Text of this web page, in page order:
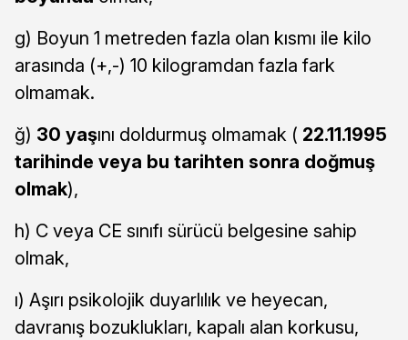
g) Boyun 1 metreden fazla olan kısmı ile kilo
arasında (+,-) 10 kilogramdan fazla fark
olmamak.
ğ) 30 yaşını doldurmuş olmamak ( 22.11.1995
tarihinde veya bu tarihten sonra doğmuş
olmak),
h) C veya CE sınıfı sürücü belgesine sahip
olmak,
ı) Aşırı psikolojik duyarlılık ve heyecan,
davranış bozuklukları, kapalı alan korkusu,